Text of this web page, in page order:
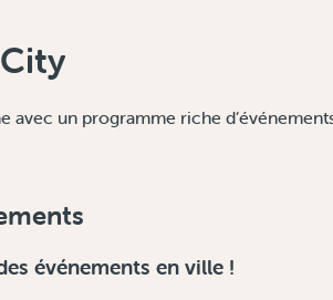
avec un programme riche
événements en ville !